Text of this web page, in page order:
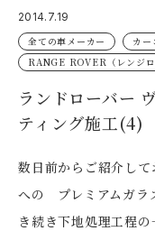
2014.7.19
全ての車メーカー
カー
RANGE ROVER（レンジロ
ランドローバー
ティング施工(4)
数日前からご紹介し
への プレミアムガラ
き続き下地処理工程の